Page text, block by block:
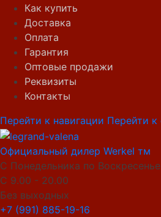
Как купить
Доставка
Оплата
Гарантия
Оптовые продажи
Реквизиты
Контакты
Перейти к навигации Перейти
Официальный дилер Werkel тм
С Понедельника по Воскресенье
С 9.00 - 20.00
Без выходных
+7 (991) 885-19-16